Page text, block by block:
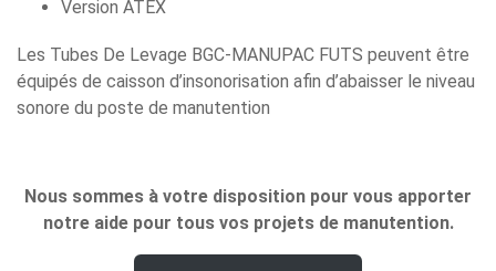
Version ATEX
Les Tubes De Levage BGC-MANUPAC FUTS peuvent être
équipés de caisson d’insonorisation afin d’abaisser le niveau
sonore du poste de manutention
Nous sommes à votre disposition pour vous apporter
notre aide pour tous vos projets de manutention.